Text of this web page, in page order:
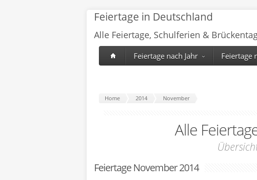
Feiertage in Deutschland
Alle Feiertage, Schulferien &
Feiertage nach Jahr Feiertage
Home 2014 November
Alle
Feiertage November 2014